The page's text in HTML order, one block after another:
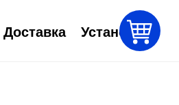
Доставка Установка